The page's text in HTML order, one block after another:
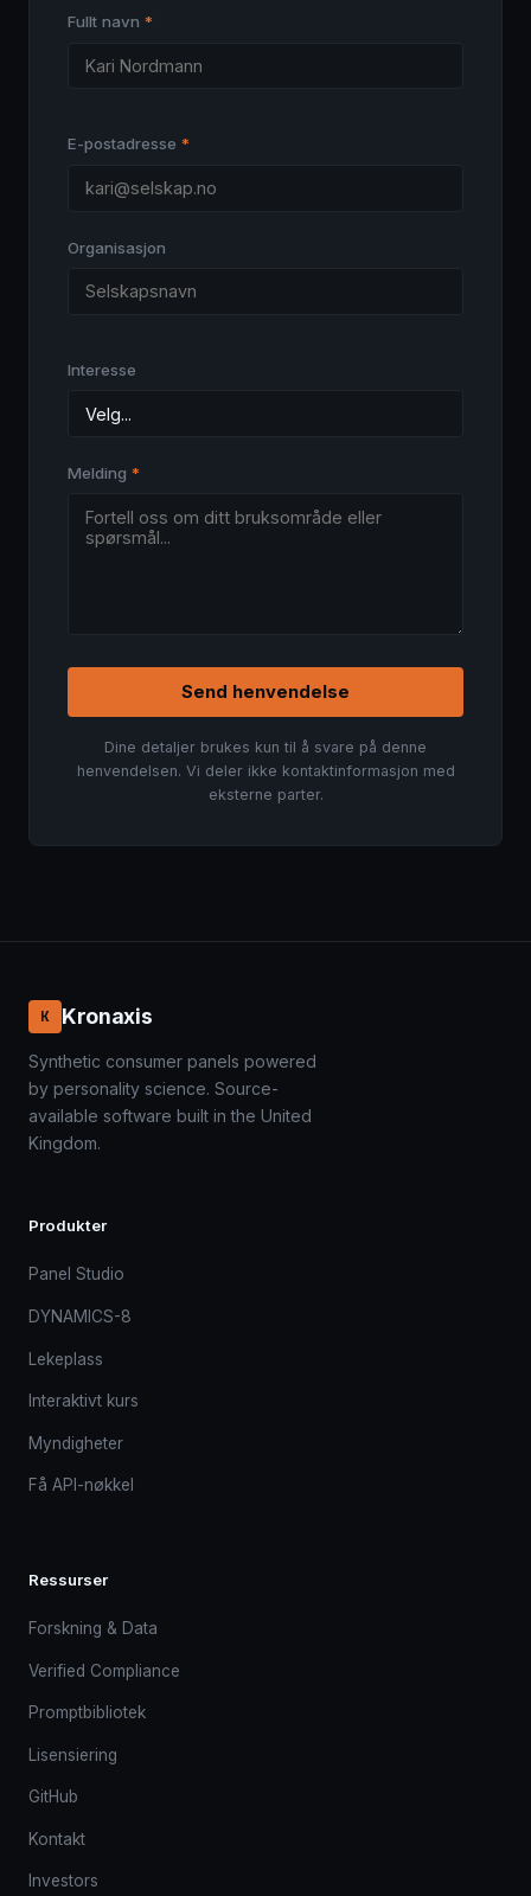
Fullt navn *
E-postadresse *
Organisasjon
Interesse
Melding *
Send henvendelse
Dine detaljer brukes kun til å svare på denne
henvendelsen. Vi deler ikke kontaktinformasjon med
eksterne parter.
K Kronaxis
Synthetic consumer panels powered
by personality science. Source-
available software built in the United
Kingdom.
Produkter
Panel Studio
DYNAMICS-8
Lekeplass
Interaktivt kurs
Myndigheter
Få API-nøkkel
Ressurser
Forskning & Data
Verified Compliance
Promptbibliotek
Lisensiering
GitHub
Kontakt
Investors